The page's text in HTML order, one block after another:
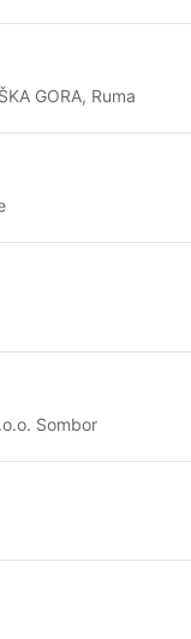
GORA, Ruma
Sombor